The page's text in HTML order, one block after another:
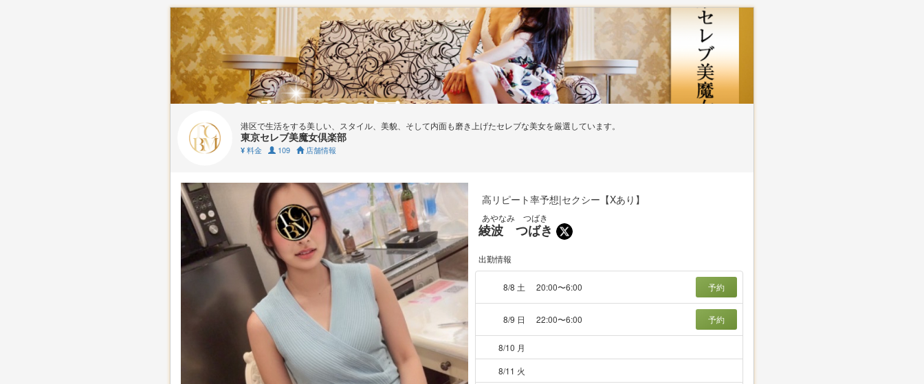
港区で生活をする美しい、スタイル、美貌、そして内面も磨き上げたセレブな美女を厳選しています。
東京セレブ美魔女倶楽部
¥ 料金 109 店舗情報
高リピート率予想|セクシー【Xあり】
あやなみ つばき
綾波 つばき
出勤情報
8/8 土 20:00〜6:00 予約
8/9 日 22:00〜6:00 予約
8/10 月
8/11 火